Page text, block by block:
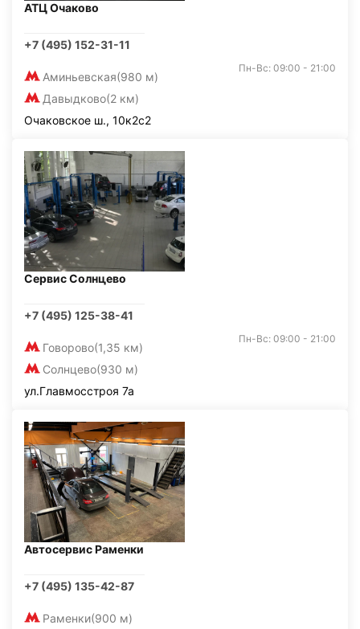
АТЦ Очаково
+7 (495) 152-31-11
Аминьевская(980 м)
Давыдково(2 км)
Пн-Вс: 09:00 - 21:00
Очаковское ш., 10к2с2
Сервис Солнцево
+7 (495) 125-38-41
Говорово(1,35 км)
Солнцево(930 м)
Пн-Вс: 09:00 - 21:00
ул.Главмосстроя 7а
Автосервис Раменки
+7 (495) 135-42-87
Раменки(900 м)